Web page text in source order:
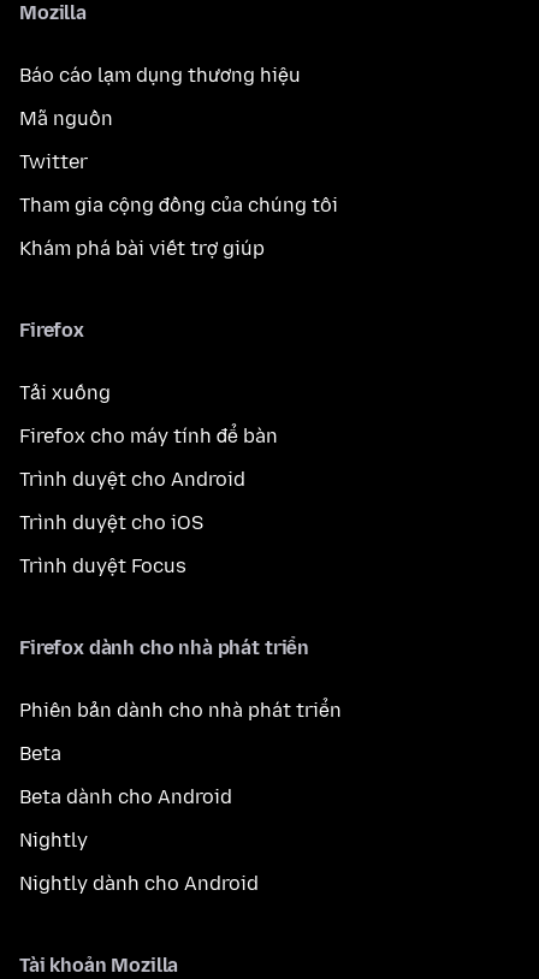
Mozilla
Báo cáo lạm dụng thương hiệu
Mã nguồn
Twitter
Tham gia cộng đồng của chúng tôi
Khám phá bài viết trợ giúp
Firefox
Tải xuống
Firefox cho máy tính để bàn
Trình duyệt cho Android
Trình duyệt cho iOS
Trình duyệt Focus
Firefox dành cho nhà phát triển
Phiên bản dành cho nhà phát triển
Beta
Beta dành cho Android
Nightly
Nightly dành cho Android
Tài khoản Mozilla